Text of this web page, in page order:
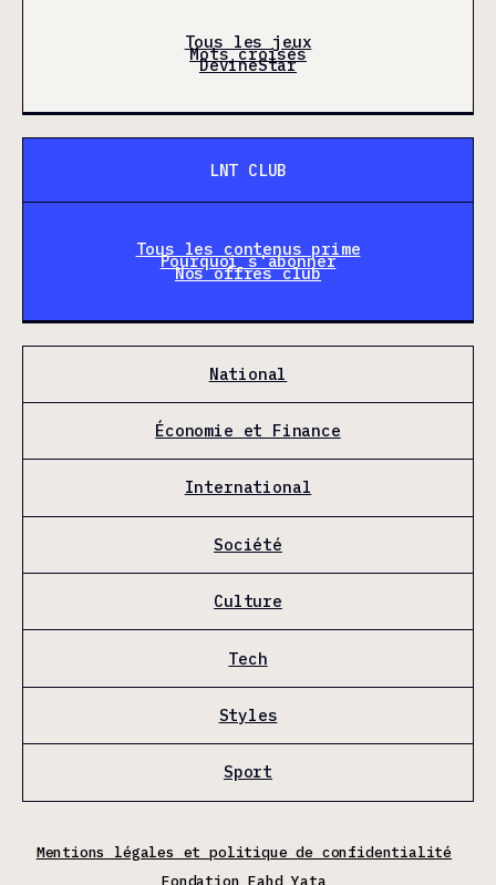
Tous les jeux
Mots croisés
DevineStar
LNT CLUB
Tous les contenus prime
Pourquoi s'abonner
Nos offres club
National
Économie et Finance
International
Société
Culture
Tech
Styles
Sport
Mentions légales et politique de confidentialité
Fondation Fahd Yata